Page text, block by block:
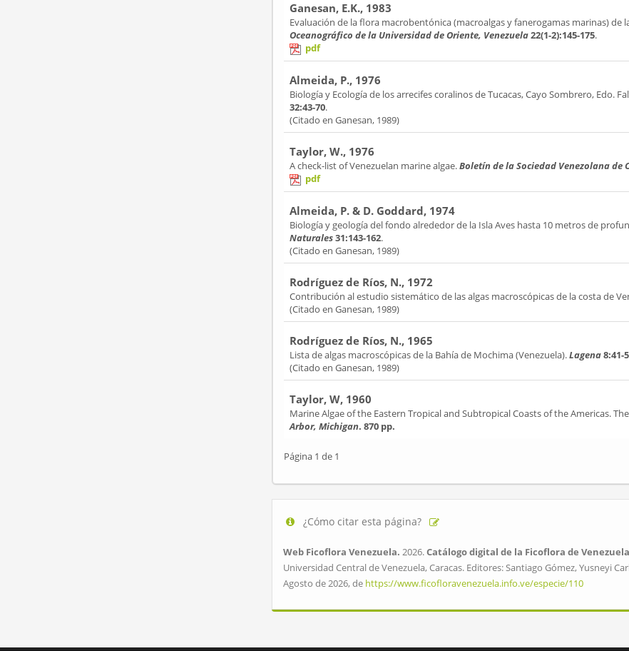
Ganesan, E.K., 1983
Evaluación de la flora macrobentónica (macroalgas y fanerogamas marinas) de
Oceanográfico de la Universidad de Oriente, Venezuela22(1-2):145-175.
pdf
Almeida, P., 1976
Biología y Ecología de los arrecifes coralinos de Tucacas, Cayo Sombrero, Edo.
32:43-70.
(Citado en Ganesan, 1989)
Taylor, W., 1976
A check-list of Venezuelan marine algae.Boletín de la Sociedad Venezolana de
pdf
Almeida, P. & D. Goddard, 1974
Biología y geología del fondo alrededor de la Isla Aves hasta 10 metros de
Naturales31:143-162.
(Citado en Ganesan, 1989)
Rodríguez de Ríos, N., 1972
Contribución al estudio sistemático de las algas macroscópicas de la costa de
(Citado en Ganesan, 1989)
Rodríguez de Ríos, N., 1965
Lista de algas macroscópicas de la Bahía de Mochima (Venezuela).Lagena8:41-
(Citado en Ganesan, 1989)
Taylor, W, 1960
Marine Algae of the Eastern Tropical and Subtropical Coasts of the Americas.
Arbor, Michigan. 870 pp.
Página 1 de 1
¿Cómo citar esta página?
Web Ficoflora Venezuela. 2026.Catálogo digital de la Ficoflora de Venezuela
Universidad Central de Venezuela, Caracas. Editores: Santiago Gómez, Yusneyi
Agosto de 2026, de https://www.ficofloravenezuela.info.ve/especie/110